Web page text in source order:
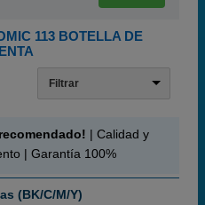
113 BOTELLA DE
Filtrar
| Calidad y
| Garantía 100%
(BK/C/M/Y)